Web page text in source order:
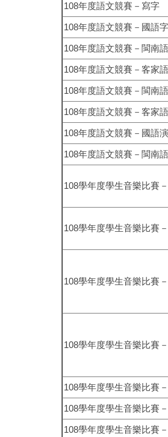
108年度語文競賽－ 寫字
108年度語文競賽－ 國語
108年度語文競賽－ 閩南
108年度語文競賽－ 客家
108年度語文競賽－閩南
108年度語文競賽－客家
108年度語文競賽－國語
108年度語文競賽－閩南
108學年度學生音樂比賽
108學年度學生音樂比賽
108學年度學生音樂比賽
108學年度學生音樂比賽
108學年度學生音樂比賽
108學年度學生音樂比賽
108學年度學生音樂比賽